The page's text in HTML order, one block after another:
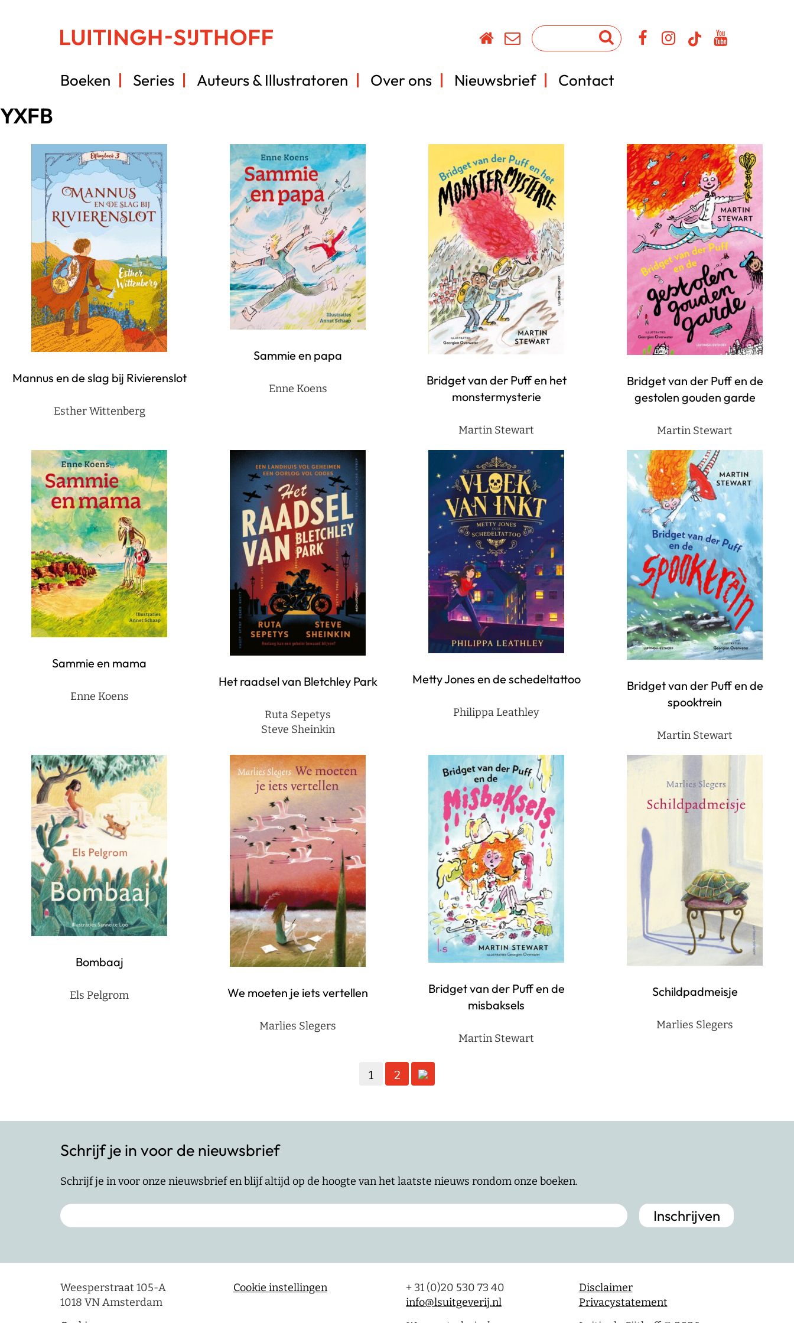
Boeken Series Auteurs & Illustratoren Over ons Nieuwsbrief Contact
YXFB
Mannus en de slag bij Rivierenslot
Esther Wittenberg
Sammie en papa
Enne Koens
Bridget van der Puff en het
monstermysterie
Martin Stewart
Bridget van der Puff en de
gestolen gouden garde
Martin Stewart
Sammie en mama
Enne Koens
Het raadsel van Bletchley Park
Ruta Sepetys
Steve Sheinkin
Metty Jones en de schedeltattoo
Philippa Leathley
Bridget van der Puff en de
spooktrein
Martin Stewart
Bombaaj
Els Pelgrom We moeten je iets vertellen
Marlies Slegers
Bridget van der Puff en de
misbaksels
Martin Stewart
Schildpadmeisje
Marlies Slegers
1 2
Schrijf je in voor de nieuwsbrief
Schrijf je in voor onze nieuwsbrief en blijf altijd op de hoogte van het laatste nieuws rondom onze boeken.
Weesperstraat 105-A
1018 VN Amsterdam
Cookie instellingen
+ 31 (0)20 530 73 40
info@lsuitgeverij.nl
Disclaimer
Privacystatement